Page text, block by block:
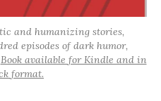
and humanizing stories,
episodes of dark humor,
Book available for Kindle and in
format.